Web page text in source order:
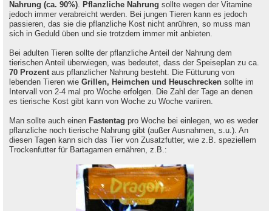
Nahrung (ca. 90%). Pflanzliche Nahrung sollte wegen der Vitamine
jedoch immer verabreicht werden. Bei jungen Tieren kann es jedoch
passieren, das sie die pflanzliche Kost nicht anrühren, so muss man
sich in Geduld üben und sie trotzdem immer mit anbieten.
Bei adulten Tieren sollte der pflanzliche Anteil der Nahrung dem
tierischen Anteil überwiegen, was bedeutet, dass der Speiseplan zu ca.
70 Prozentaus pflanzlicher Nahrung besteht. Die Fütturung von
lebenden Tieren wie Grillen, Heimchen und Heuschrecken sollte im
Intervall von 2-4 mal pro Woche erfolgen. Die Zahl der Tage an denen
es tierische Kost gibt kann von Woche zu Woche variiren.
Man sollte auch einen Fastentag pro Woche bei einlegen, wo es weder
pflanzliche noch tierische Nahrung gibt (außer Ausnahmen, s.u.). An
diesen Tagen kann sich das Tier von Zusatzfutter, wie z.B. speziellem
Trockenfutter für Bartagamen ernähren, z.B.: